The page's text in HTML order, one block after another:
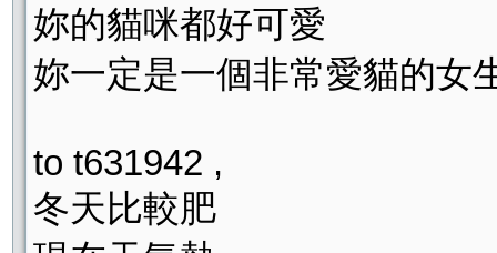
妳的貓咪都好可愛
妳一定是一個非常愛貓的女
to t631942 ,
冬天比較肥